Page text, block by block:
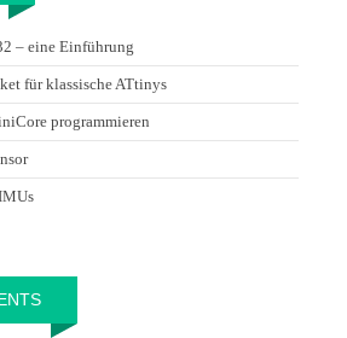
– eine Einführung
für klassische ATtinys
programmieren